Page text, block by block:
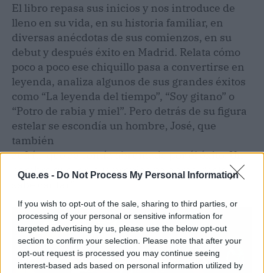
Que.es - Do Not Process My Personal Information
If you wish to opt-out of the sale, sharing to third parties, or
processing of your personal or sensitive information for
targeted advertising by us, please use the below opt-out
section to confirm your selection. Please note that after your
opt-out request is processed you may continue seeing
interest-based ads based on personal information utilized by
El libro repasa sus inicios y nos introduce de
lleno en su vida, en su historia familiar, en
diversas anécdotas de sus comienzos, en su
debut y después éxito en Madrid. Relata cómo
poco a poco ese chiquillo pasa a convertirse en
leyenda, analiza algunos de sus grandes éxitos
como “La leyenda del tiempo”, “Soy gitano” o
“Potro de rabia y miel”. Pero detrás de su figura
estelar se escondía un hombre, José, que
también
sufría, que se sentía abrumado por él éxito. Un
hombre que, en sus propias palabras, “solo
sabe cantar”.